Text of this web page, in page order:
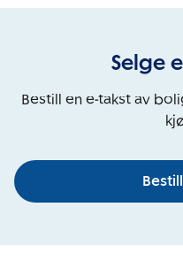
Selge
Bestill en e-takst av